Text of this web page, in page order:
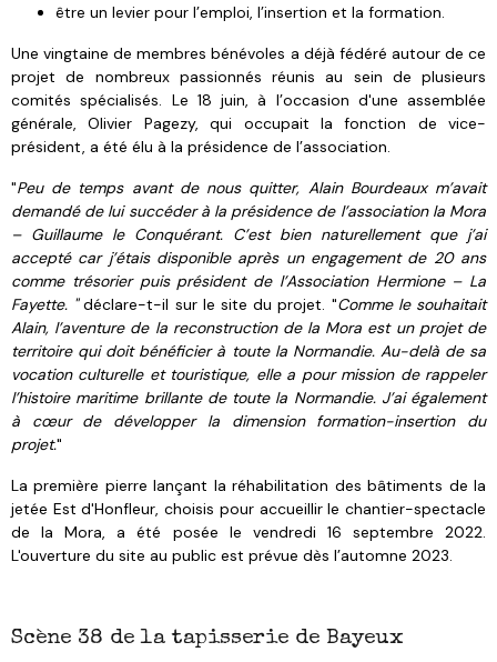
être un levier pour l’emploi, l’insertion et la formation.
Une vingtaine de membres bénévoles a déjà fédéré autour de ce
projet de nombreux passionnés réunis au sein de plusieurs
comités spécialisés. Le 18 juin, à l’occasion d'une assemblée
générale, Olivier Pagezy, qui occupait la fonction de vice-
président, a été élu à la présidence de l’association.
"Peu de temps avant de nous quitter, Alain Bourdeaux m’avait
demandé de lui succéder à la présidence de l’association la Mora
– Guillaume le Conquérant. C’est bien naturellement que j’ai
accepté car j’étais disponible après un engagement de 20 ans
comme trésorier puis président de l’Association Hermione – La
Fayette. "déclare-t-il sur le site du projet. "Comme le souhaitait
Alain, l’aventure de la reconstruction de la Mora est un projet de
territoire qui doit bénéficier à toute la Normandie. Au-delà de sa
vocation culturelle et touristique, elle a pour mission de rappeler
l’histoire maritime brillante de toute la Normandie. J’ai également
à cœur de développer la dimension formation-insertion du
projet."
La première pierre lançant la réhabilitation des bâtiments de la
jetée Est d'Honfleur, choisis pour accueillir le chantier-spectacle
de la Mora, a été posée le vendredi 16 septembre 2022.
L'ouverture du site au public est prévue dès l’automne 2023.
Scène 38 de la tapisserie de Bayeux